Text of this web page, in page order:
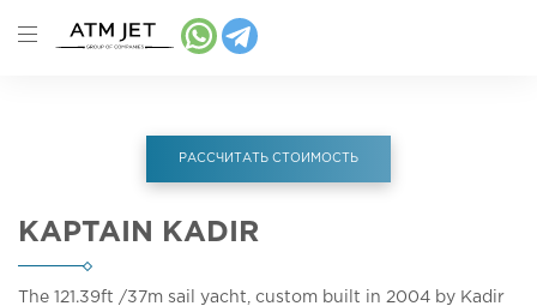
РАССЧИТАТЬ СТОИМОСТЬ
KAPTAIN KADIR
The 121.39ft /37m sail yacht, custom built in 2004 by Kadir